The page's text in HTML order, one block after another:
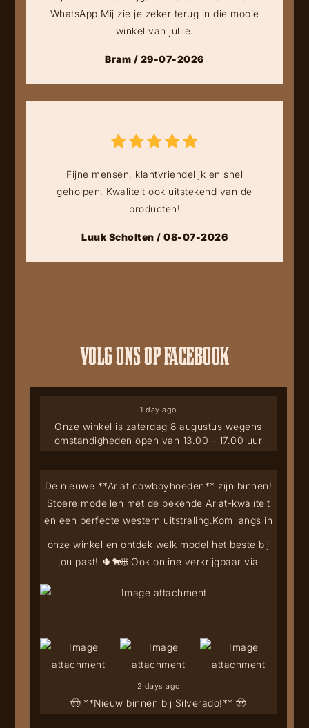
WhatsApp Mij zie je zeker terug in die mooie
winkel van jullie.
Bram / 29-07-2026
Fijne mensen, klantvriendelijk en snel
geholpen. Kwaliteit ook uitstekend van de
producten!
Luuk Scholten / 08-07-2026
VOLG ONS OP FACEBOOK
Onze winkel is zaterdag 8 augustus wegens
omstandigheden open van 13.00 - 17.00 uur
1 day ago
🤠 **Nieuw binnen bij Silverado!** 🤠
De nieuwe **Ariat cowboyhoeden** zijn binnen!
Stoere modellen met de bekende Ariat-kwaliteit
en een perfecte western uitstraling.Kom langs in
onze winkel en ontdek welk model het beste bij
jou past! 🌵🐎🌐 Ook online verkrijgbaar via
2 days ago